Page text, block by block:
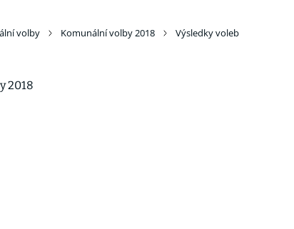
volby Komunální volby 2018 Výsledky voleb